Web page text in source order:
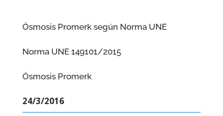
Ósmosis Promerk según Norma UNE
Norma UNE 149101/2015
Ósmosis Promerk
24/3/2016